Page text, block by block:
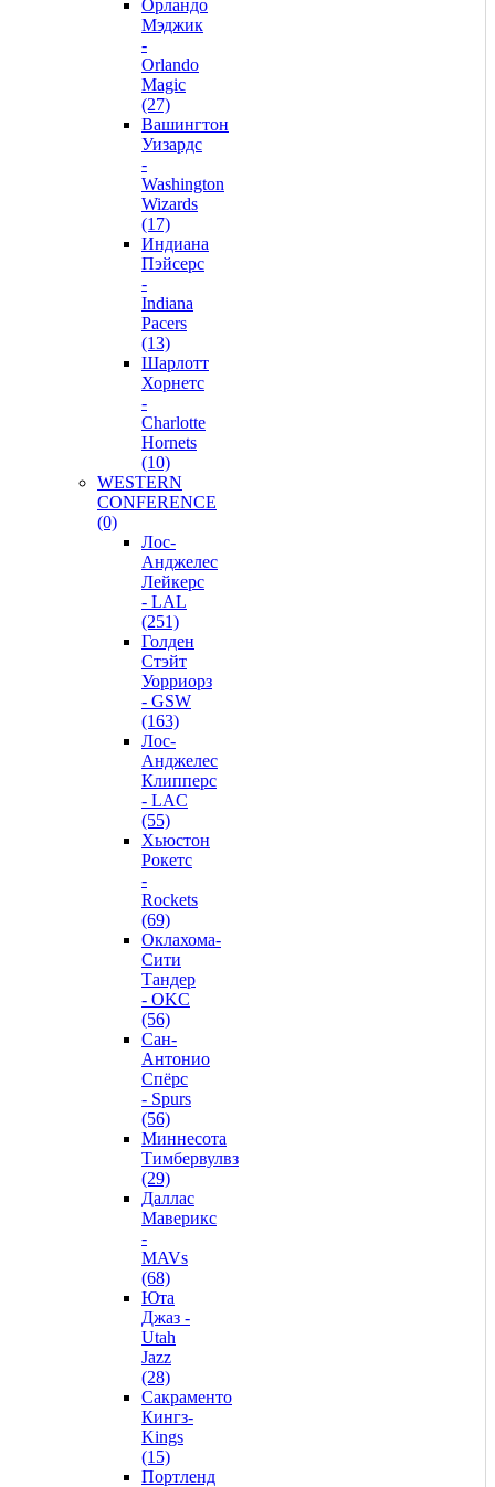
Орландо
Мэджик
-
Orlando
Magic
(27)
Вашингтон
Уизардс
-
Washington
Wizards
(17)
Индиана
Пэйсерс
-
Indiana
Pacers
(13)
Шарлотт
Хорнетс
-
Charlotte
Hornets
(10)
WESTERN
CONFERENCE
(0)
Лос-
Анджелес
Лейкерс
- LAL
(251)
Голден
Стэйт
Уорриорз
- GSW
(163)
Лос-
Анджелес
Клипперс
- LAC
(55)
Хьюстон
Рокетс
-
Rockets
(69)
Оклахома-
Сити
Тандер
- OKC
(56)
Сан-
Антонио
Спёрс
- Spurs
(56)
Миннесота
Тимбервулвз
(29)
Даллас
Маверикс
-
MAVs
(68)
Юта
Джаз -
Utah
Jazz
(28)
Сакраменто
Кингз-
Kings
(15)
Портленд